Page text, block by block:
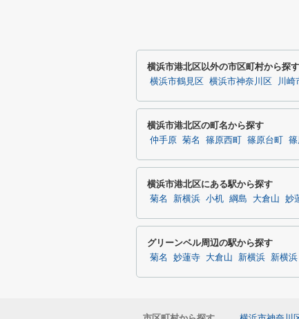
横浜市港北区以外の市区町村から探す
横浜市鶴見区 横浜市神奈川区 川崎
横浜市港北区の町名から探す
仲手原 菊名 篠原西町 篠原台町 篠
横浜市港北区にある駅から探す
菊名 新横浜 小机 綱島 大倉山 妙
グリーンベル周辺の駅から探す
菊名 妙蓮寺 大倉山 新横浜 新横浜